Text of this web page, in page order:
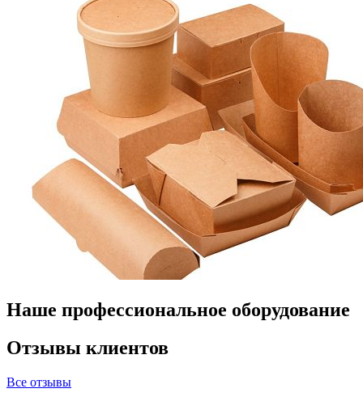
Наше профессиональное оборудование
Отзывы клиентов
Все отзывы